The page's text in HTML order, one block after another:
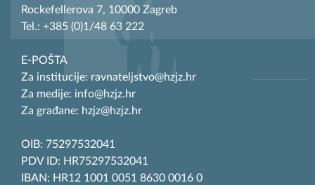
Rockefellerova 7, 10000 Zagreb
Tel.: +385 (0)1/48 63 222
E-POŠTA
Za institucije: ravnateljstvo@hzjz.hr
Za medije: info@hzjz.hr
Za građane: hzjz@hzjz.hr
OIB: 75297532041
PDV ID: HR75297532041
IBAN: HR12 1001 0051 8630 0016 0